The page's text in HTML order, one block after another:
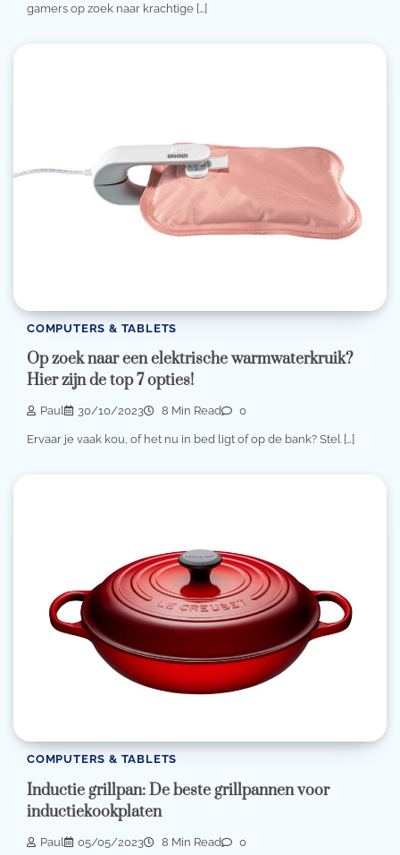
gamers op zoek naar krachtige […]
COMPUTERS & TABLETS
Op zoek naar een elektrische warmwaterkruik?
Hier zijn de top 7 opties!
Paul 30/10/2023 8 Min Read 0
Ervaar je vaak kou, of het nu in bed ligt of op de bank? Stel […]
COMPUTERS & TABLETS
Inductie grillpan: De beste grillpannen voor
inductiekookplaten
Paul 05/05/2023 8 Min Read 0